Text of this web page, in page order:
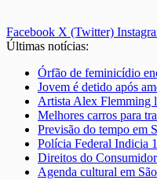
Facebook X (Twitter)
Últimas notícias:
Órfão de feminicídio
Jovem é detido após
Artista Alex Flemming
Melhores carros para
Previsão do tempo em
Polícia Federal Indicia
Direitos do
Agenda cultural em